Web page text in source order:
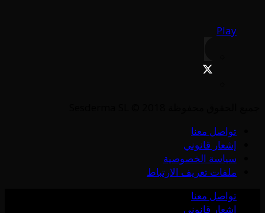
Play
تواصل معنا
إشعار قانوني
سياسة الخصوصية
ملفات تعريف الارتباط
تواصل معنا
إشعار قانوني